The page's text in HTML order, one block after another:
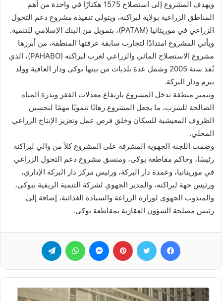
ويهدف المشروع إلى استصلاح 1575 هكتارًا في واحدة من أهم
المناطق الزراعية بولاية لبراكنه، ويتولى تنفيذه مشروع دعم التحول
الزراعي في موريتانيا (PATAM)، بتمويل من البنك الإسلامي للتنمية.
ويأتي المشروع امتدادًا لتجارب سابقة عرفتها المنطقة، من أبرزها
مشروع الاستصلاح المائي والزراعي لغرب لبراكنه (PAHABO)، الذي
نُفذ سنة 2005 وشمل عدة بلديات من بينها بوكى ودار العافية وولد
بيرم ودار البركة.
وتتميز منطقة تدخل المشروع بارتفاع معدلات الفقر وندرة المياه
الصالحة للشرب، ما يجعل المشروع رهانًا تنمويًا مهمًا لتحسين
الظروف المعيشية للسكان وخلق فرص عمل وتعزيز الإنتاج الزراعي
المحلي.
وضمت اللجنة الجهوية المشرفة على المشروع كلاً من والي لبراكنه
رئيسًا، وحاكم مقاطعة بوكى، ومنسق مشروع دعم التحول الزراعي
في موريتانيا، وعمدة دار البركة، ورئيس مركز دار البركة الإداري،
ورئيس جهة لبراكنه، والمدير الجهوي لشركة التنمية الريفية ببوكى،
والمندوب الجهوي لوزارة الزراعة والسيادة الغذائية، إضافة إلى
رئيس مصلحة الشؤون العقارية بمقاطعة بوكى.
فيسبوك تويتر بينتيريست ماسنجر واتساب